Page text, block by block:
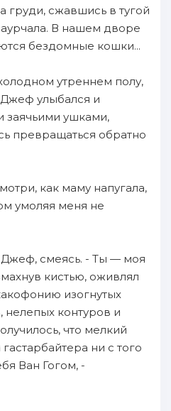
груди, сжавшись в тугой
В нашем дворе
бездомные кошки...
утреннем полу,
Джеф улыбался и
заячьими ушками,
превращаться обратно
как маму напугала,
умоляя меня не
смеясь. - Ты — моя
кистью, оживлял
изогнутых
нелепых контуров и
что мелкий
ни с того
Ван Гогом, -